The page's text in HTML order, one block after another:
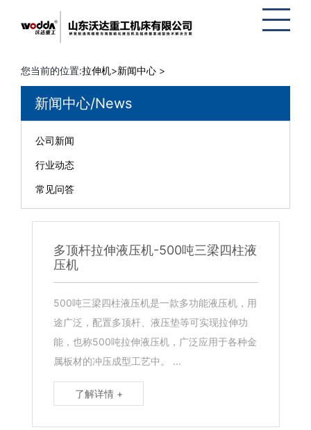
网站地
图
您当前的位置:拉伸机>新闻中心 >
新闻中心/News
公司新闻
行业动态
常见问答
多顶杆拉伸液压机-500吨三梁四柱液
压机
500吨三梁四柱液压机是一款多功能液压机，用
途广泛，配置多顶杆、液压垫等可实现拉伸功
能，也称500吨拉伸液压机，广泛应用于各种金
属板材的冲压成型工艺中。 ...
了解详情 +